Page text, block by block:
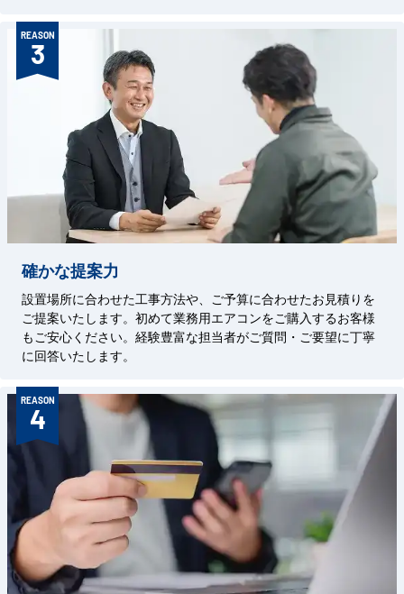
REASON
3
確かな提案力
設置場所に合わせた工事方法や、ご予算に合わせたお見積りを
ご提案いたします。初めて業務用エアコンをご購入するお客様
もご安心ください。経験豊富な担当者がご質問・ご要望に丁寧
に回答いたします。
REASON
4